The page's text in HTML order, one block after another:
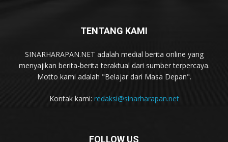
TENTANG KAMI
SINARHARAPAN.NET adalah medial berita online yang
menyajikan berita-berita teraktual dari sumber terpercaya.
Motto kami adalah "Belajar dari Masa Depan".
Kontak kami: redaksi@sinarharapan.net
FOLLOW US